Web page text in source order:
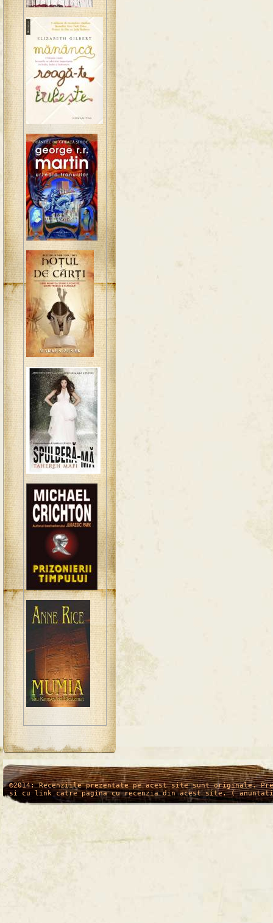
/* */
©2014: Recenziile prezentate pe acest site sunt originale.
si cu link catre pagina cu recenzia din acest site. (